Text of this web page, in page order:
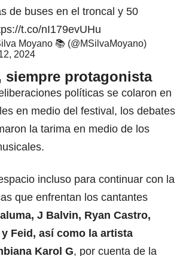
de buses en el troncal y 50
t.co/nI179evUHu
Moyano 📚 (@MSilvaMoyano)
2024
siempre protagonista
políticas se colaron en
en medio del festival, los debates
la tarima en medio de los
incluso para continuar con la
que enfrentan los cantantes
J Balvin, Ryan Castro,
Feid, así como la artista
Karol G, por cuenta de la